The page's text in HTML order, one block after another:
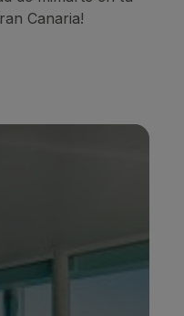
Canaria!
& SPA